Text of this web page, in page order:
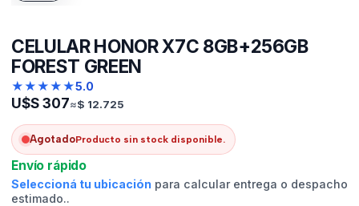
CELULAR HONOR X7C 8GB+256GB
FOREST GREEN
★★★★★5.0
U$S307≈$ 12.725
AgotadoProducto sin stock disponible.
Envío rápido
Seleccioná tu ubicación para calcular entrega o despacho
estimado..